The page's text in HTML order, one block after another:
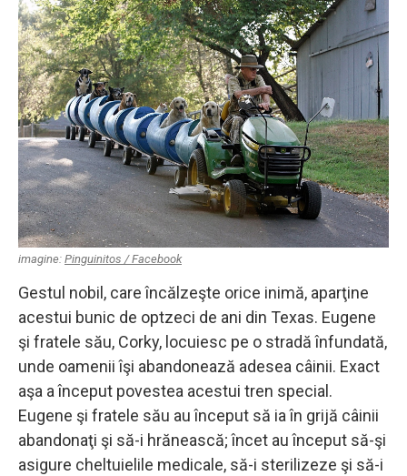
imagine: Pinguinitos / Facebook
Gestul nobil, care încălzeşte orice inimă, aparţine
acestui bunic de optzeci de ani din Texas. Eugene
şi fratele său, Corky, locuiesc pe o stradă înfundată,
unde oamenii îşi abandonează adesea câinii. Exact
aşa a început povestea acestui tren special.
Eugene şi fratele său au început să ia în grijă câinii
abandonaţi şi să-i hrănească; încet au început să-şi
asigure cheltuielile medicale, să-i sterilizeze şi să-i